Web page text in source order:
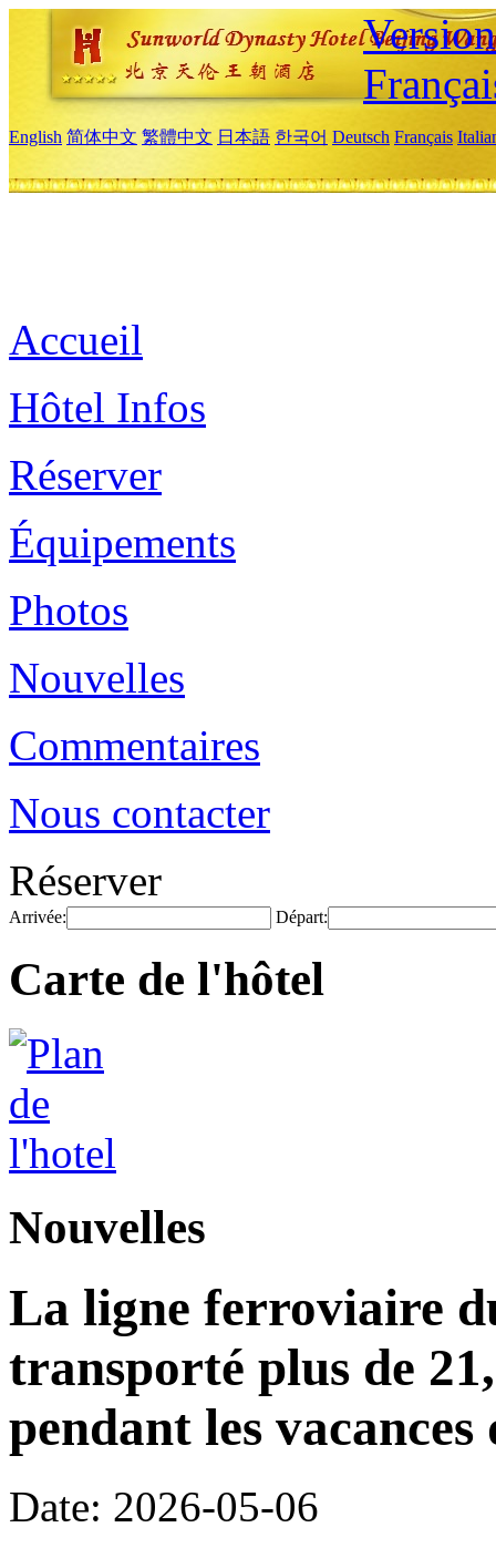
English 简体中文 繁體中文 日本語 한국어 Deutsch Français
Accueil
Hôtel Infos
Réserver
Équipements
Photos
Nouvelles
Commentaires
Nous contacter
Réserver
Arrivée: Départ:
Carte de l'hôtel
Nouvelles
La ligne ferroviaire
transporté plus de
pendant les
Date: 2026-05-06